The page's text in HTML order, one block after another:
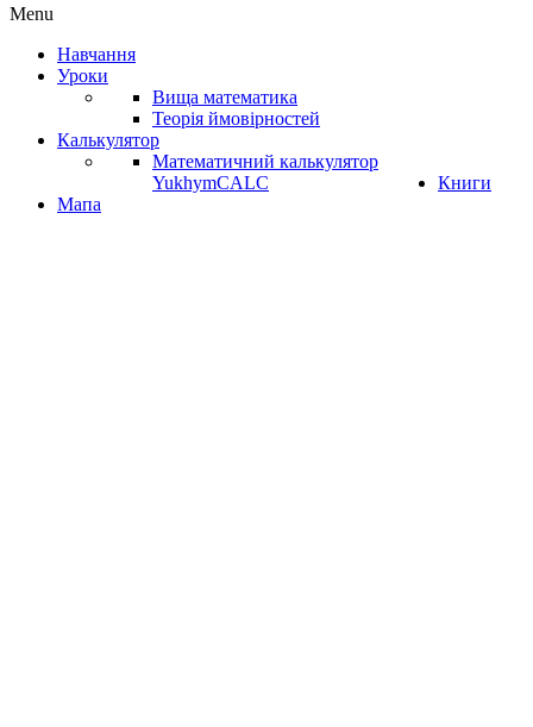
Menu
Навчання
Уроки
Вища математика
Теорія ймовірностей
Калькулятор
Математичний калькулятор
YukhymCALC
Книги
Мапа